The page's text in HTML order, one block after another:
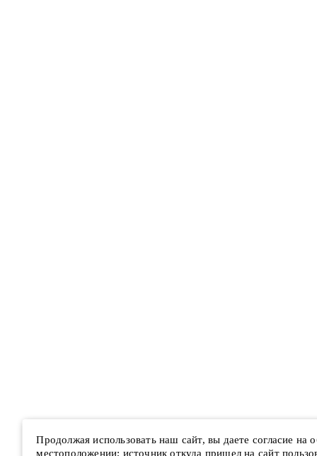
Продолжая использовать наш сайт, вы даете согласие на
местоположении; источник откуда пришел на сайт